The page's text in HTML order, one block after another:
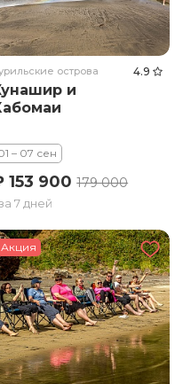
острова 4.9
и
– 07 сен
153 900179 000
7 дней
Акция